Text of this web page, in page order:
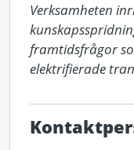
Verksamheten
framtidsfrågor
elektrifierade